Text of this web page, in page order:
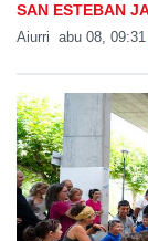
SAN ESTEBAN
Aiurri abu 08, 09:31